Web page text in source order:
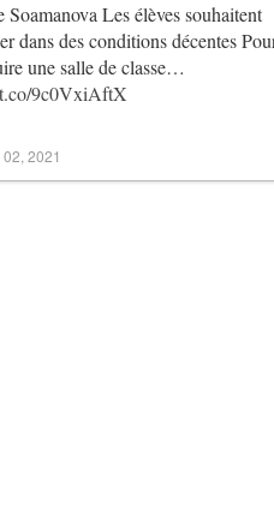
Soamanova Les élèves souhaitent
dans des conditions décentes
une salle de classe…
9c0VxiAftX
2021